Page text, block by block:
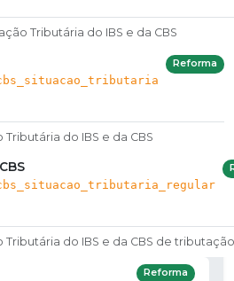
Tributária do IBS e da CBS
Reforma
do IBS e da CBS
Tributária do IBS e da CBS de
Reforma